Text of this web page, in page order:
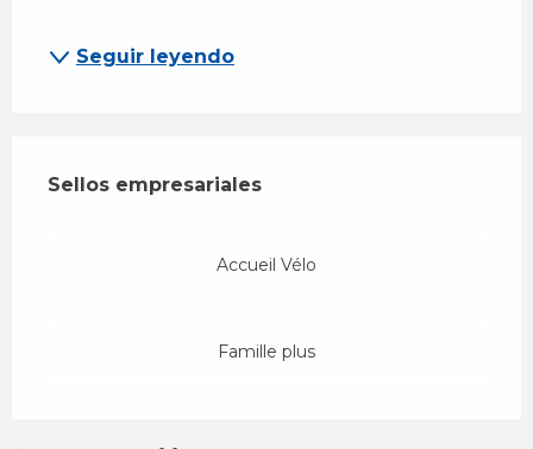
Seguir leyendo
Sellos empresariales
Sellos empresariales
Accueil Vélo
Famille plus